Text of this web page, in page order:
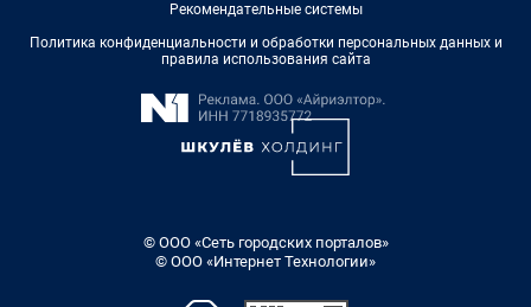
Рекомендательные системы
Политика конфиденциальности и обработки персональных данных и
правила использования сайта
© ООО «Сеть городских порталов»
© ООО «Интернет Технологии»